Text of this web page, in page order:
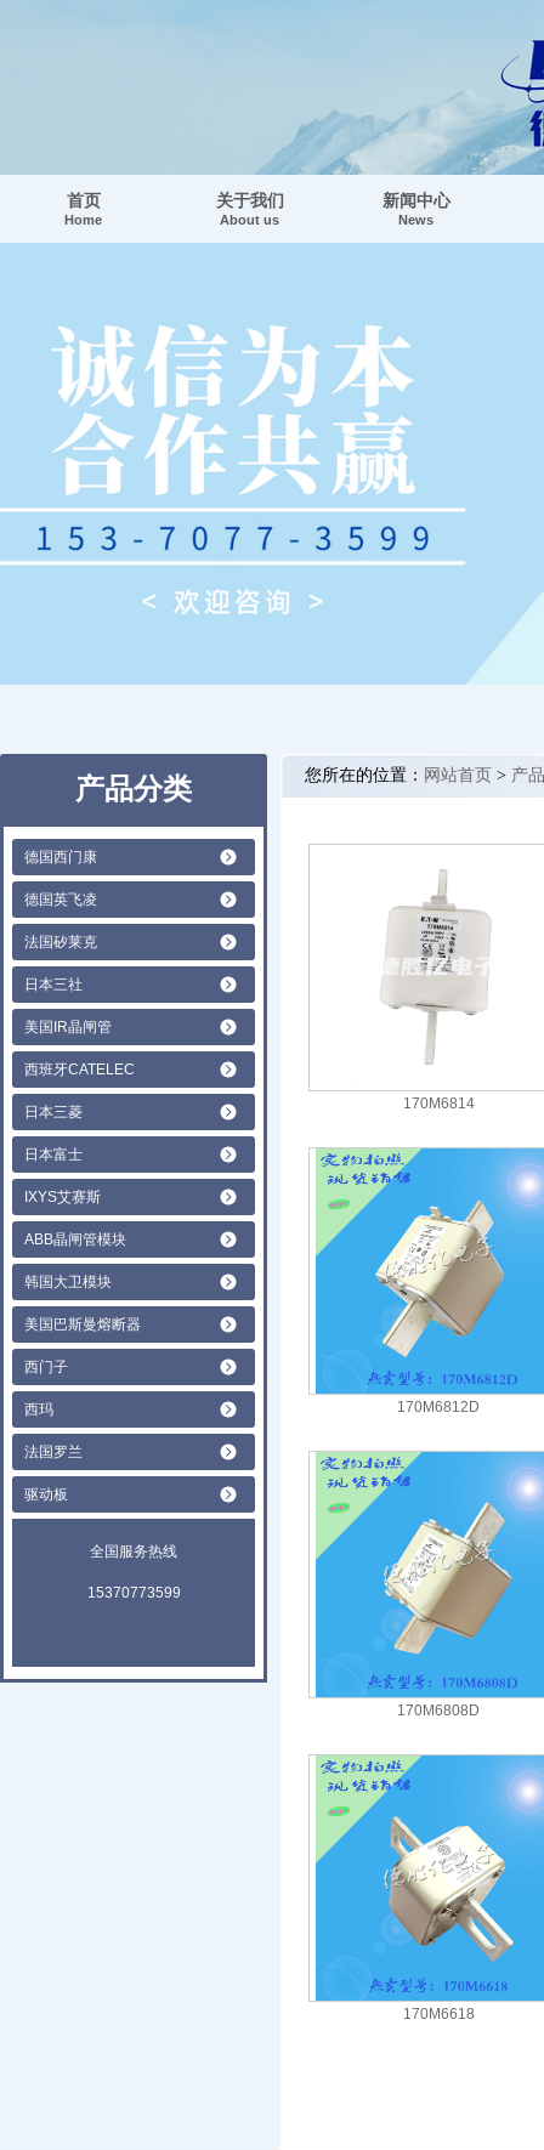
首页
Home
关于我们
About us
新闻中心
News
产品分类
德国西门康
德国英飞凌
法国矽莱克
日本三社
美国IR晶闸管
西班牙CATELEC
日本三菱
日本富士
IXYS艾赛斯
ABB晶闸管模块
韩国大卫模块
美国巴斯曼熔断器
西门子
西玛
法国罗兰
驱动板
全国服务热线
15370773599
您所在的位置： 网站首页 > 产
170M6814
170M6812D
170M6808D
170M6618